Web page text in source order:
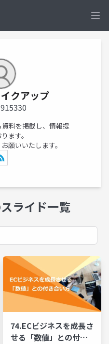
クアップ
料を掲載し、情報提
ます。
願いいたします。
ライド一覧
74.ECビジネスを成長さ
せる「数値」との付き